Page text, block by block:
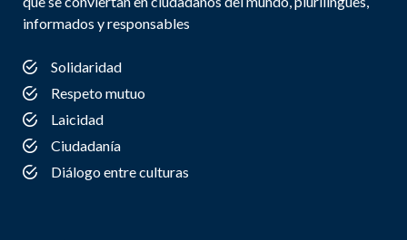
informados y responsables
Solidaridad
Respeto mutuo
Laicidad
Ciudadanía
Diálogo entre culturas